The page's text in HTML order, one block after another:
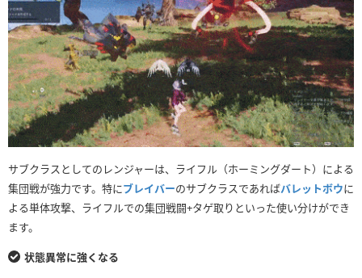
サブクラスとしてのレンジャーは、ライフル（ホーミングダート）による
集団戦が強力です。特にブレイバーのサブクラスであればバレットボウに
よる単体攻撃、ライフルでの集団戦闘+タゲ取りといった使い分けができ
ます。
状態異常に強くなる